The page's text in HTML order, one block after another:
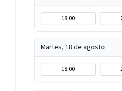
18:00
Martes, 18 de agosto
18:00